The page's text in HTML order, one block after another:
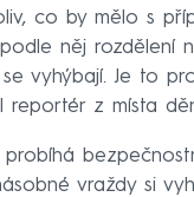
co by mělo s
něj rozdělení
vyhýbají. Je to
reportér z místa
probíhá
vraždy si